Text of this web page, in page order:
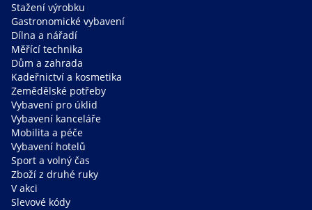
Stažení výrobku
Gastronomické vybavení
Dílna a nářadí
Měřící technika
Dům a zahrada
Kadeřnictví a kosmetika
Zemědělské potřeby
Vybavení pro úklid
Vybavení kanceláře
Mobilita a péče
Vybavení hotelů
Sport a volný čas
Zboží z druhé ruky
V akci
Slevové kódy